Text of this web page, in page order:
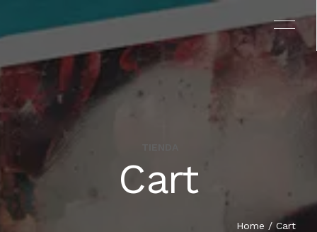
EL LIBRO
Cart
Home / Cart